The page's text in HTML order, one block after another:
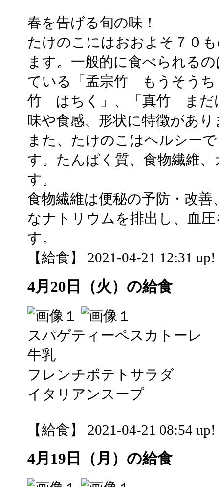
春を告げる旬の味！
たけのこにはおおよそ７０
ます。一般的に食べられる
ている「孟宗竹 もうそうち
竹 はちく」、「真竹 まだ
味や食感、形状に特徴があり
また、たけのこはヘルシー
す。たんぱく質、食物繊維
す。
食物繊維は便秘の予防・改
なナトリウムを排出し、血
す。
【給食】 2021-04-21 12:31 up!
4月20日（火）の給食
スパゲティーペスカトーレ
牛乳
フレンチポテトサラダ
イタリアンスープ
【給食】 2021-04-21 08:54 up!
4月19日（月）の給食